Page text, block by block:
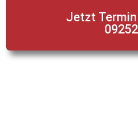
Jetzt